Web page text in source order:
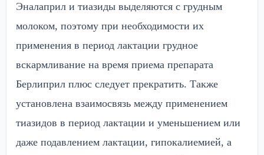
Эналаприл и тиазиды выделяются с грудным
молоком, поэтому при необходимости их
применения в период лактации грудное
вскармливание на время приема препарата
Берлиприл плюс следует прекратить. Также
установлена взаимосвязь между применением
тиазидов в период лактации и уменьшением или
даже подавлением лактации, гипокалиемией, а